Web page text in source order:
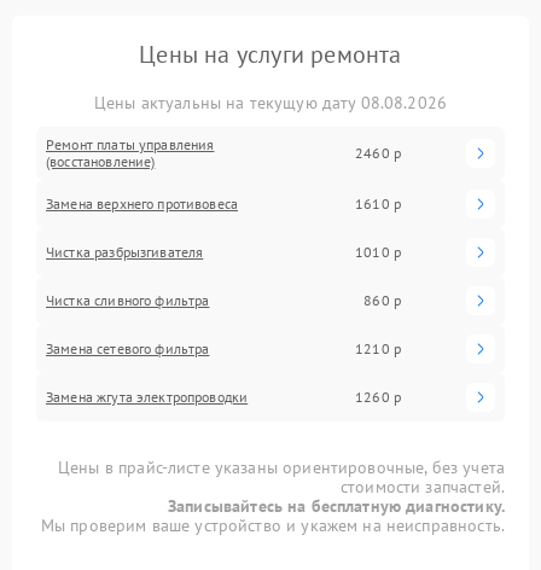
Цены на услуги ремонта
Цены актуальны на текущую дату 08.08.2026
Ремонт платы управления
(восстановление)
2460 р
Замена верхнего противовеса 1610 р
Чистка разбрызгивателя 1010 р
Чистка сливного фильтра 860 р
Замена сетевого фильтра 1210 р
Замена жгута электропроводки 1260 р
Цены в прайс-листе указаны ориентировочные, без учета
стоимости запчастей.
Записывайтесь на бесплатную диагностику.
Мы проверим ваше устройство и укажем на неисправность.